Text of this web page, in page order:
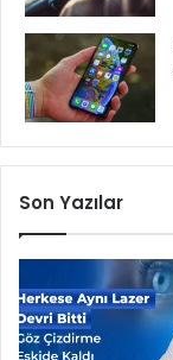
Son Yazılar